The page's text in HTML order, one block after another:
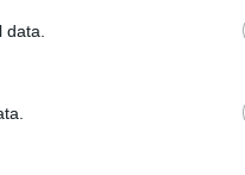
kad Ukraina neturi